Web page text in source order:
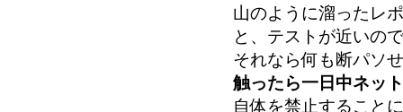
山のように溜ったレ
と、テストが近いの
それなら何も断パソ
触ったら一日中ネッ
自体を禁止すること